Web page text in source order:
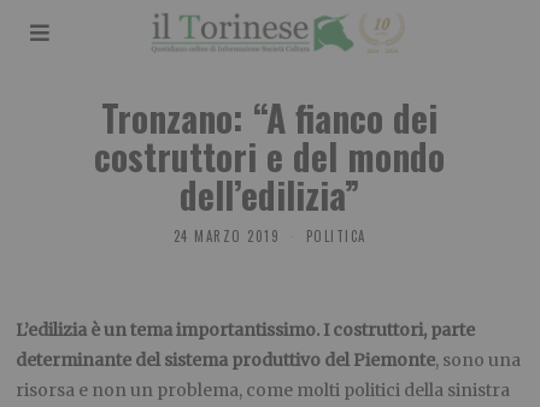
Tronzano: “A fianco dei
costruttori e del mondo
dell’edilizia”
24 MARZO 2019 POLITICA
L’edilizia è un tema importantissimo. I costruttori, parte
determinante del sistema produttivo del Piemonte, sono una
risorsa e non un problema, come molti politici della sinistra